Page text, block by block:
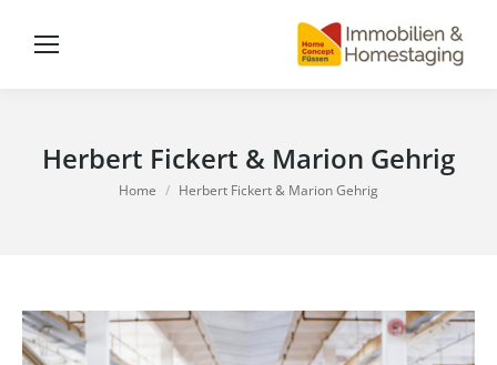
Herbert Fickert & Marion Gehrig
You are here:
Home Herbert Fickert & Marion Gehrig